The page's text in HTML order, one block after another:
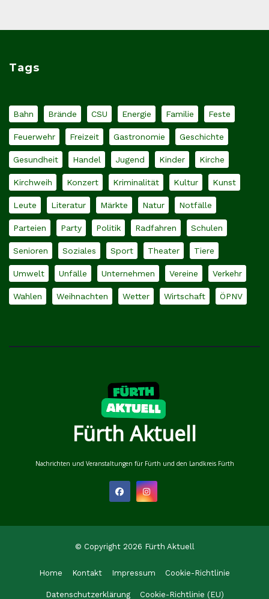
Tags
Bahn Brände CSU Energie Familie Feste
Feuerwehr Freizeit Gastronomie Geschichte
Gesundheit Handel Jugend Kinder Kirche
Kirchweih Konzert Kriminalität Kultur Kunst
Leute Literatur Märkte Natur Notfälle
Parteien Party Politik Radfahren Schulen
Senioren Soziales Sport Theater Tiere
Umwelt Unfälle Unternehmen Vereine Verkehr
Wahlen Weihnachten Wetter Wirtschaft ÖPNV
Fürth Aktuell
Nachrichten und Veranstaltungen für Fürth und den Landkreis Fürth
© Copyright 2026 Fürth Aktuell
Home Kontakt Impressum Cookie-Richtlinie
Datenschutzerklärung Cookie-Richtlinie (EU)